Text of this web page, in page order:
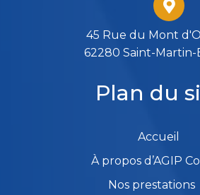
45 Rue du Mont
62280 Saint-
Plan du
Accueil
À propos d’AGIP
Nos prestations